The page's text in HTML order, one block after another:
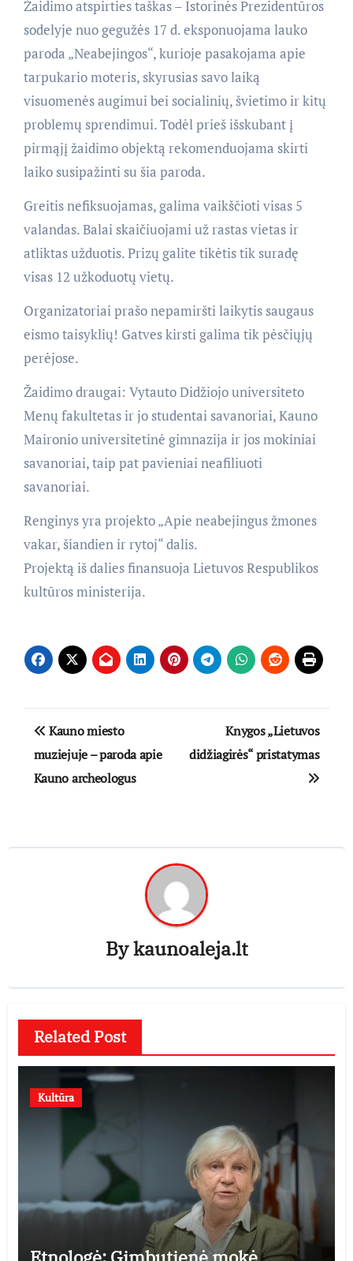
Žaidimo atspirties taškas – Istorinės Prezidentūros
sodelyje nuo gegužės 17 d. eksponuojama lauko
paroda „Neabejingos“, kurioje pasakojama apie
tarpukario moteris, skyrusias savo laiką
visuomenės augimui bei socialinių, švietimo ir kitų
problemų sprendimui. Todėl prieš išskubant į
pirmąjį žaidimo objektą rekomenduojama skirti
laiko susipažinti su šia paroda.
Greitis nefiksuojamas, galima vaikščioti visas 5
valandas. Balai skaičiuojami už rastas vietas ir
atliktas užduotis. Prizų galite tikėtis tik suradę
visas 12 užkoduotų vietų.
Organizatoriai prašo nepamiršti laikytis saugaus
eismo taisyklių! Gatves kirsti galima tik pėsčiųjų
perėjose.
Žaidimo draugai: Vytauto Didžiojo universiteto
Menų fakultetas ir jo studentai savanoriai, Kauno
Maironio universitetinė gimnazija ir jos mokiniai
savanoriai, taip pat pavieniai neafiliuoti
savanoriai.
Renginys yra projekto „Apie neabejingus žmones
vakar, šiandien ir rytoj“ dalis.
Projektą iš dalies finansuoja Lietuvos Respublikos
kultūros ministerija.
Navigacija
tarp
įrašų
Kauno miesto
muziejuje – paroda apie
Kauno archeologus
Knygos „Lietuvos
didžiagirės“ pristatymas
Bykaunoaleja.lt
Related Post
Kultūra